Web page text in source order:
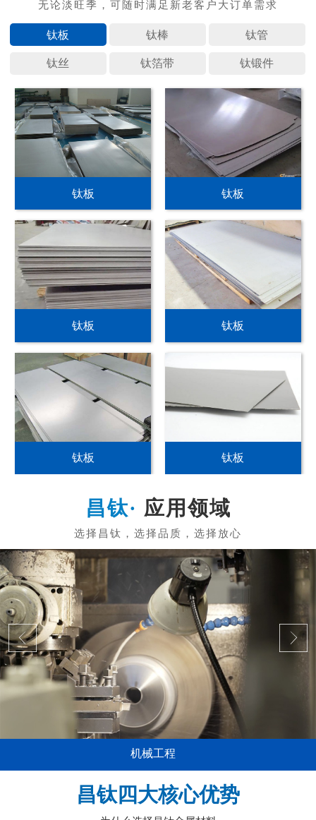
钛板 钛棒 钛管
钛丝 钛箔带 钛锻件
钛板 钛板
钛板 钛板
钛板 钛板
应用领域
机械工程
昌钛四大核心优势